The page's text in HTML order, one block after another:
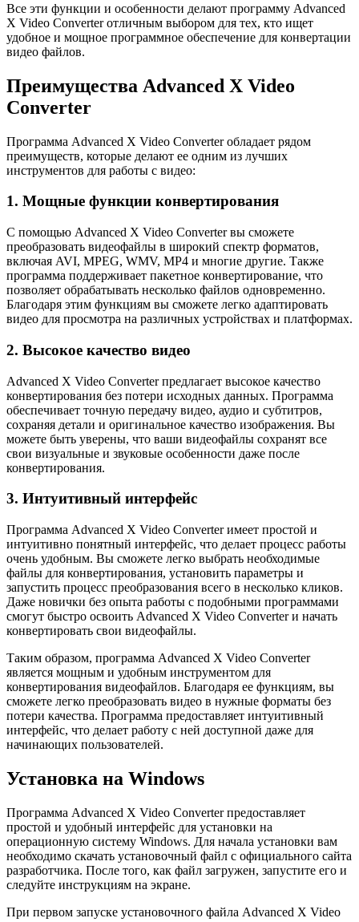
Все эти функции и особенности делают программу Advanced
X Video Converter отличным выбором для тех, кто ищет
удобное и мощное программное обеспечение для конвертации
видео файлов.
Преимущества Advanced X Video
Converter
Программа Advanced X Video Converter обладает рядом
преимуществ, которые делают ее одним из лучших
инструментов для работы с видео:
1. Мощные функции конвертирования
С помощью Advanced X Video Converter вы сможете
преобразовать видеофайлы в широкий спектр форматов,
включая AVI, MPEG, WMV, MP4 и многие другие. Также
программа поддерживает пакетное конвертирование, что
позволяет обрабатывать несколько файлов одновременно.
Благодаря этим функциям вы сможете легко адаптировать
видео для просмотра на различных устройствах и платформах.
2. Высокое качество видео
Advanced X Video Converter предлагает высокое качество
конвертирования без потери исходных данных. Программа
обеспечивает точную передачу видео, аудио и субтитров,
сохраняя детали и оригинальное качество изображения. Вы
можете быть уверены, что ваши видеофайлы сохранят все
свои визуальные и звуковые особенности даже после
конвертирования.
3. Интуитивный интерфейс
Программа Advanced X Video Converter имеет простой и
интуитивно понятный интерфейс, что делает процесс работы
очень удобным. Вы сможете легко выбрать необходимые
файлы для конвертирования, установить параметры и
запустить процесс преобразования всего в несколько кликов.
Даже новички без опыта работы с подобными программами
смогут быстро освоить Advanced X Video Converter и начать
конвертировать свои видеофайлы.
Таким образом, программа Advanced X Video Converter
является мощным и удобным инструментом для
конвертирования видеофайлов. Благодаря ее функциям, вы
сможете легко преобразовать видео в нужные форматы без
потери качества. Программа предоставляет интуитивный
интерфейс, что делает работу с ней доступной даже для
начинающих пользователей.
Установка на Windows
Программа Advanced X Video Converter предоставляет
простой и удобный интерфейс для установки на
операционную систему Windows. Для начала установки вам
необходимо скачать установочный файл с официального сайта
разработчика. После того, как файл загружен, запустите его и
следуйте инструкциям на экране.
При первом запуске установочного файла Advanced X Video